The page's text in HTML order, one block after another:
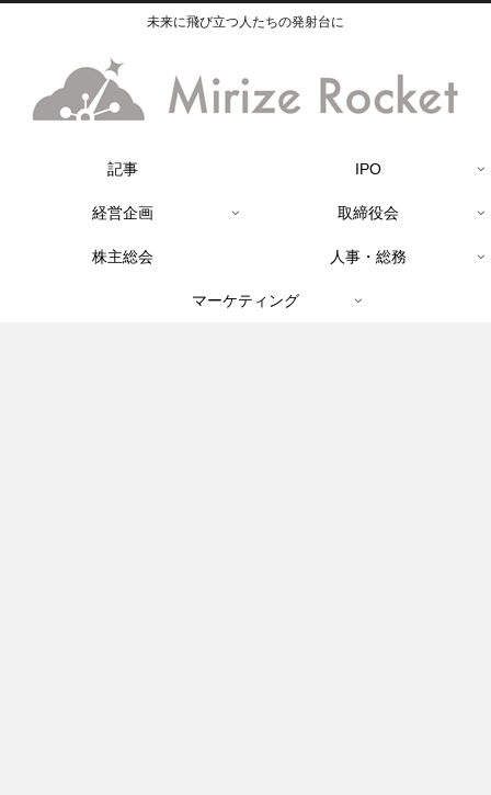
未来に飛び立つ人たちの発射台に
記事 IPO
経営企画 取締役会
株主総会 人事・総務
マーケティング